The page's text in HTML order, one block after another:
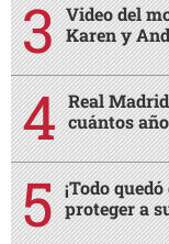
Video del
Karen y
Real
cuántos
¡Todo
proteger a